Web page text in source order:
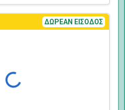
ΔΩΡΕΑΝ ΕΙΣΟΔΟΣ
Φόρτωση...